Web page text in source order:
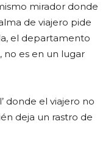
mirador donde
de viajero pide
el departamento
no es en un lugar
donde el viajero no
deja un rastro de